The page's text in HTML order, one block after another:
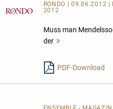
RONDO | 09.06.2012 |
2012
Muss man
der
PDF-Download